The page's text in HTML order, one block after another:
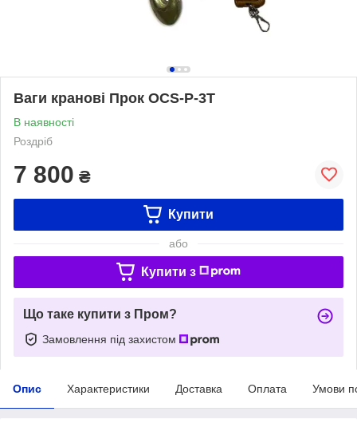
Ваги кранові Прок OCS-P-3Т
В наявності
Роздріб
7 800 ₴
Купити
або
Купити з
Що таке купити з Пром?
Замовлення під захистом
Опис Характеристики Доставка Оплата Умови